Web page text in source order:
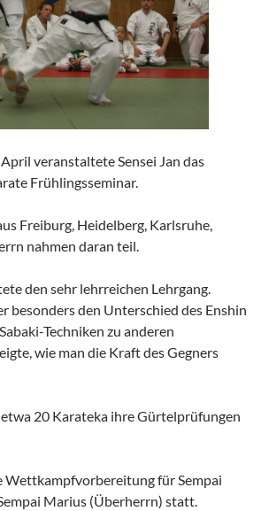
veranstaltete Sensei Jan das
Frühlingsseminar.
Freiburg, Heidelberg, Karlsruhe,
nahmen daran teil.
den sehr lehrreichen Lehrgang.
besonders den Unterschied des Enshin
Techniken zu anderen
wie man die Kraft des Gegners
20 Karateka ihre Gürtelprüfungen
Wettkampfvorbereitung für Sempai
Marius (Überherrn) statt.